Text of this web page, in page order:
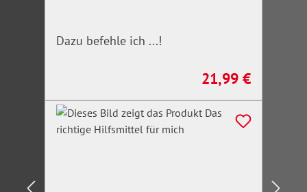
Dazu befehle ich ...!
Regulärer Preis:
21,99 €